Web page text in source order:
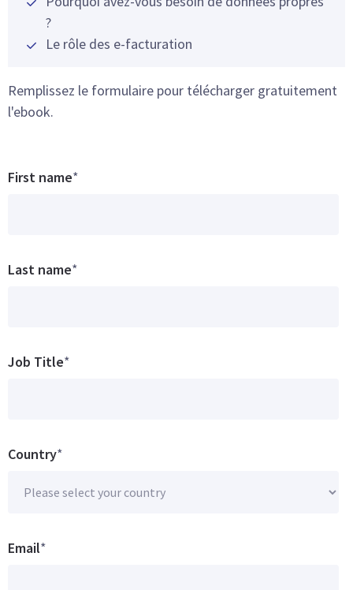
?
Le rôle des e-facturation
Remplissez le formulaire pour télécharger gratuitement
l'ebook.
First name*
Last name*
Job Title*
Country*
Email*